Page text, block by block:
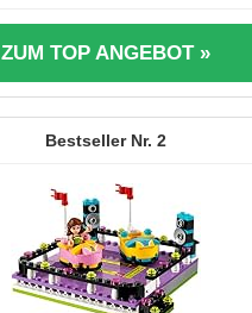
ZUM TOP ANGEBOT »
2